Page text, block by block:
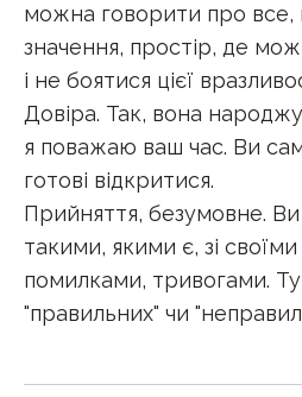
можна говорити про все,
значення, простір, де
і не боятися цієї
Довіра. Так, вона
я поважаю ваш час. Ви
готові відкритися.
Прийняття, безумовне.
такими, якими є, зі
помилками, тривогами.
"правильних" чи